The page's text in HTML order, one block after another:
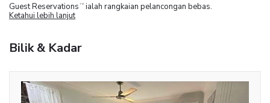
Guest Reservations TM ialah rangkaian pelancongan bebas.
Ketahui lebih lanjut
Bilik & Kadar